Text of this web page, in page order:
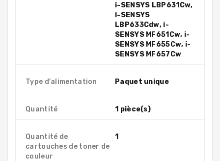
i-SENSYS LBP631Cw,
i-SENSYS
LBP633Cdw, i-
SENSYS MF651Cw, i-
SENSYS MF655Cw, i-
SENSYS MF657Cw
Type d'alimentation Paquet unique
Quantité 1 pièce(s)
Quantité de
cartouches de toner de
couleur
1